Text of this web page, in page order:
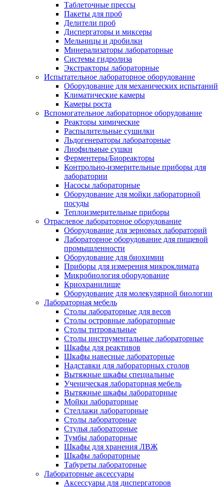
Таблеточные прессы
Пакеты для проб
Делители проб
Диспергаторы и миксеры
Мельницы и дробилки
Минерализаторы лабораторные
Системы гидролиза
Экстракторы лабораторные
Испытательное лабораторное оборудование
Оборудование для механических испытаний
Климатические камеры
Камеры роста
Вспомогательное лабораторное оборудование
Реакторы химические
Распылительные сушилки
Льдогенераторы лабораторные
Лиофильные сушки
Ферментеры/Биореакторы
Контрольно-измерительные приборы для
лаборатории
Насосы лабораторные
Оборудование для мойки лабораторной
посуды
Теплоизмерительные приборы
Отраслевое лабораторное оборудование
Оборудование для зерновых лабораторий
Лабораторное оборудование для пищевой
промышленности
Оборудование для биохимии
Приборы для измерения микроклимата
Микробиология оборудование
Криохранилище
Оборудование для молекулярной биологии
Лабораторная мебель
Столы лабораторные для весов
Столы островные лабораторные
Столы титровальные
Столы инструментальные лабораторные
Шкафы для реактивов
Шкафы навесные лабораторные
Надставки для лабораторных столов
Вытяжные шкафы специальные
Ученическая лабораторная мебель
Вытяжные шкафы лабораторные
Мойки лабораторные
Стеллажи лабораторные
Столы лабораторные
Стулья лабораторные
Тумбы лабораторные
Шкафы для хранения ЛВЖ
Шкафы лабораторные
Табуреты лабораторные
Лабораторные аксессуары
Аксессуары для диспергаторов